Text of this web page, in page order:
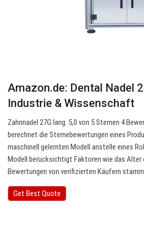
Amazon.de: Dental Nadel
Industrie & Wissenschaft
Zahnnadel 27G lang. 5,0 von 5 Sternen 4
berechnet die Sternebewertungen eines
maschinell gelernten Modell anstelle eines
Modell berücksichtigt Faktoren wie das Alter
Bewertungen von verifizierten Käufern
Get Best Quote